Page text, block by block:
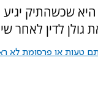
שכשהתיק
לדין לאחר
טעות או פרסומת לא